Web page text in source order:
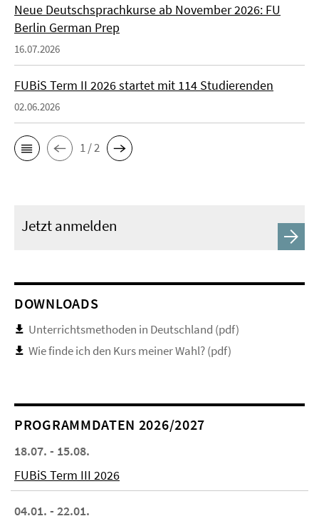
Neue Deutschsprachkurse ab November 2026: FU
Berlin German Prep
16.07.2026
FUBiS Term II 2026 startet mit 114 Studierenden
02.06.2026
1 / 2
Jetzt anmelden
DOWNLOADS
Unterrichtsmethoden in Deutschland (pdf)
Wie finde ich den Kurs meiner Wahl? (pdf)
PROGRAMMDATEN 2026/2027
18.07. - 15.08.
FUBiS Term III 2026
04.01. - 22.01.